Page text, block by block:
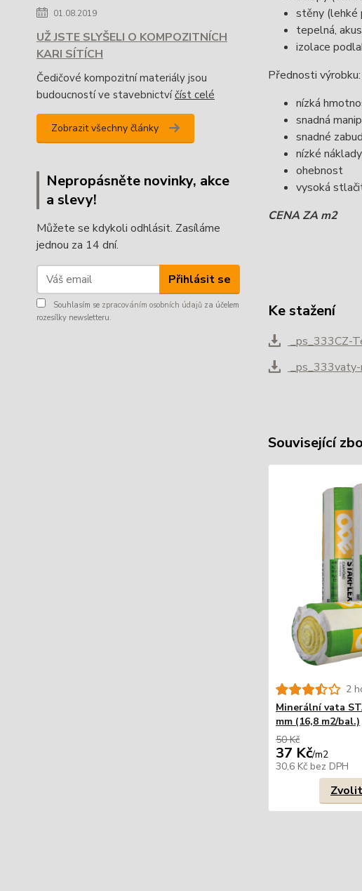
01.08.2019
UŽ JSTE SLYŠELI O KOMPOZITNÍCH
KARI SÍTÍCH
Čedičové kompozitní materiály jsou
budoucností ve stavebnictvíčíst celé
Zobrazit všechny články
Nepropásněte novinky, akce
a slevy!
Můžete se kdykoli odhlásit. Zasíláme
jednou za 14 dní.
Přihlásit se
Souhlasím se zpracováním osobních údajů za účelem
rozesílky newsletteru.
stěny (lehké
tepelná,
izolace
Přednosti výrobku:
nízká
snadná
snadné
nízké
ohebnost
vysoká
CENA ZA m2
Ke stažení
_ps_333CZ-
_ps_333vaty-
Související
2
Minerální vata
mm (16,8 m2/bal.)
50 Kč
37 Kč/m2
30,6 Kč bez DPH